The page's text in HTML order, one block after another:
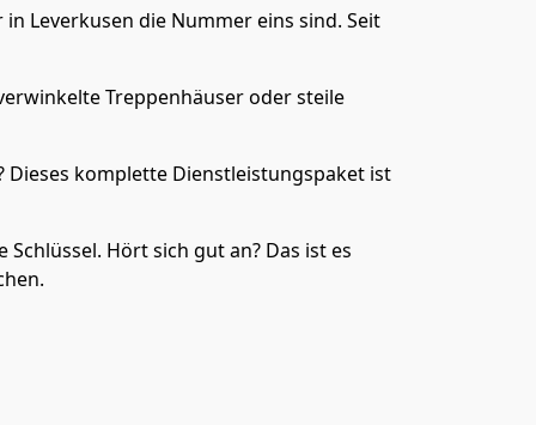
Leverkusen die Nummer eins sind. Seit
Treppenhäuser oder steile
Dieses komplette Dienstleistungspaket ist
Hört sich gut an? Das ist es